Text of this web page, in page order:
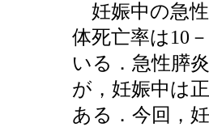
妊娠中の急性
体死亡率は10
いる．急性膵
が，妊娠中は
ある．今回，